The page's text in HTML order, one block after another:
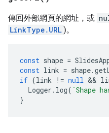
傳回外部網頁的網址，或
LinkType.URL )。
const shape =
const link = shape.
if (link != null &&
Logger . log( `Shape
}